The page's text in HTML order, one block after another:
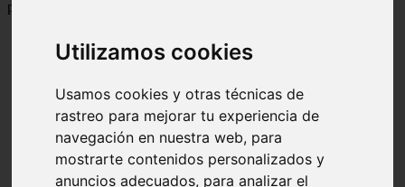
Utilizamos cookies
Usamos cookies y otras técnicas de
rastreo para mejorar tu experiencia de
navegación en nuestra web, para
mostrarte contenidos personalizados y
anuncios adecuados, para analizar el
perejil